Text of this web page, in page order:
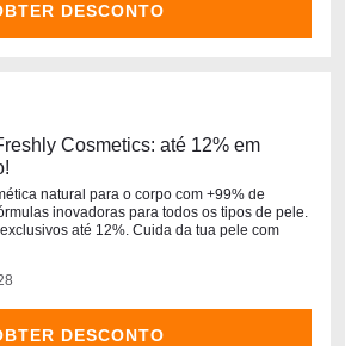
DESCONTO
Cosmetics: até 12% em
natural para o corpo com +99% de
inovadoras para todos os tipos de pele.
até 12%. Cuida da tua pele com
DESCONTO